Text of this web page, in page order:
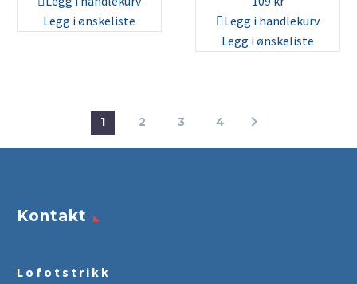
Legg i ønskeliste
Legg i handlekurv
Legg i ønskeliste
1 2 3 4
Kontakt
L o f o t s t r i k k